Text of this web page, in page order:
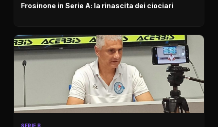
Frosinone in Serie A: la rinascita dei ciociari
SERIE B